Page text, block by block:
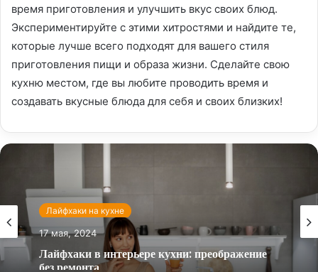
время приготовления и улучшить вкус своих блюд.
Экспериментируйте с этими хитростями и найдите те,
которые лучше всего подходят для вашего стиля
приготовления пищи и образа жизни. Сделайте свою
кухню местом, где вы любите проводить время и
создавать вкусные блюда для себя и своих близких!
Лайфхаки на кухне
17 мая, 2024
Лайфхаки в интерьере кухни: преображение
без ремонта